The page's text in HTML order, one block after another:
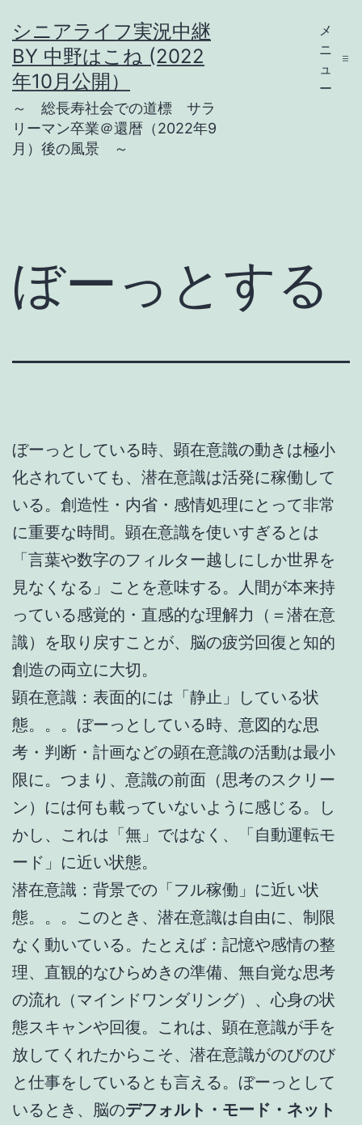
ン
テ
ン
へ
シニアライフ実況中継
BY 中野はこね (2022
年10月公開）
～ 総長寿社会での道標 サラ
リーマン卒業＠還暦（2022年9
月）後の風景 ～
メ
ニ
ュ
ー
ぼーっとする
ぼーっとしている時、顕在意識の動きは極小
化されていても、潜在意識は活発に稼働して
いる。創造性・内省・感情処理にとって非常
に重要な時間。顕在意識を使いすぎるとは
「言葉や数字のフィルター越しにしか世界を
見なくなる」ことを意味する。人間が本来持
っている感覚的・直感的な理解力（＝潜在意
識）を取り戻すことが、脳の疲労回復と知的
創造の両立に大切。
顕在意識：表面的には「静止」している状
態。。。ぼーっとしている時、意図的な思
考・判断・計画などの顕在意識の活動は最小
限に。つまり、意識の前面（思考のスクリー
ン）には何も載っていないように感じる。し
かし、これは「無」ではなく、「自動運転モ
ード」に近い状態。
潜在意識：背景での「フル稼働」に近い状
態。。。このとき、潜在意識は自由に、制限
なく動いている。たとえば：記憶や感情の整
理、直観的なひらめきの準備、無自覚な思考
の流れ（マインドワンダリング）、心身の状
態スキャンや回復。これは、顕在意識が手を
放してくれたからこそ、潜在意識がのびのび
と仕事をしているとも言える。ぼーっとして
いるとき、脳のデフォルト・モード・ネット